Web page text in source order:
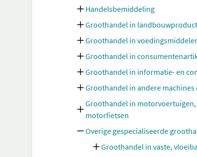
Handelsbemiddeling
Groothandel in
Groothandel in
Groothandel in
Groothandel in informatie- en
Groothandel in andere
Groothandel in
motorfietsen
Overige gespecialiseerde
Groothandel in vaste,